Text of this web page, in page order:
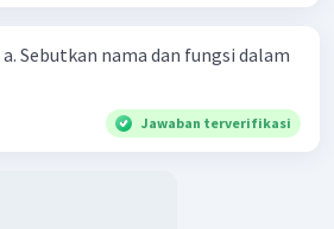
Jawaban terverifikasi